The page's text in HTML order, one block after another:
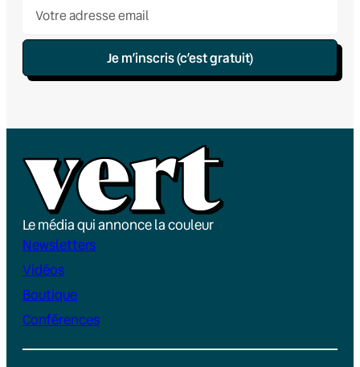
Je m’inscris (c’est gratuit)
Le média qui annonce la couleur
Newsletters
Vidéos
Boutique
Conférences